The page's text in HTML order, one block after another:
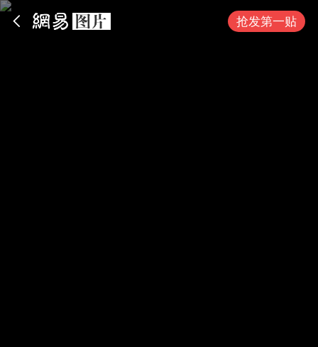
抢发第一贴
App内打开